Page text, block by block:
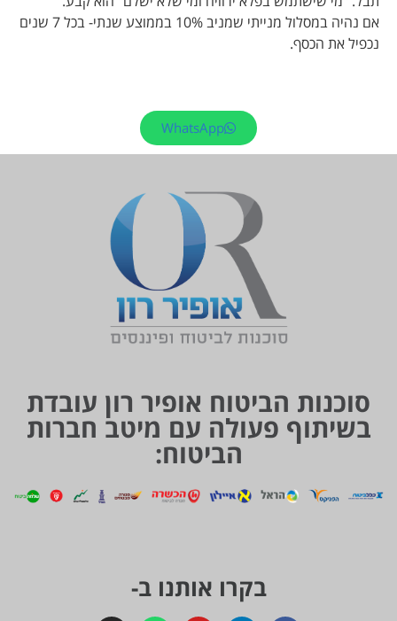
אם נהיה במסלול מנייתי שמניב 10% בממוצע שנתי- בכל 7 שנים
נכפיל את הכסף.
WhatsApp
סוכנות הביטוח אופיר רון עובדת
בשיתוף פעולה עם מיטב חברות
הביטוח:
בקרו אותנו ב-